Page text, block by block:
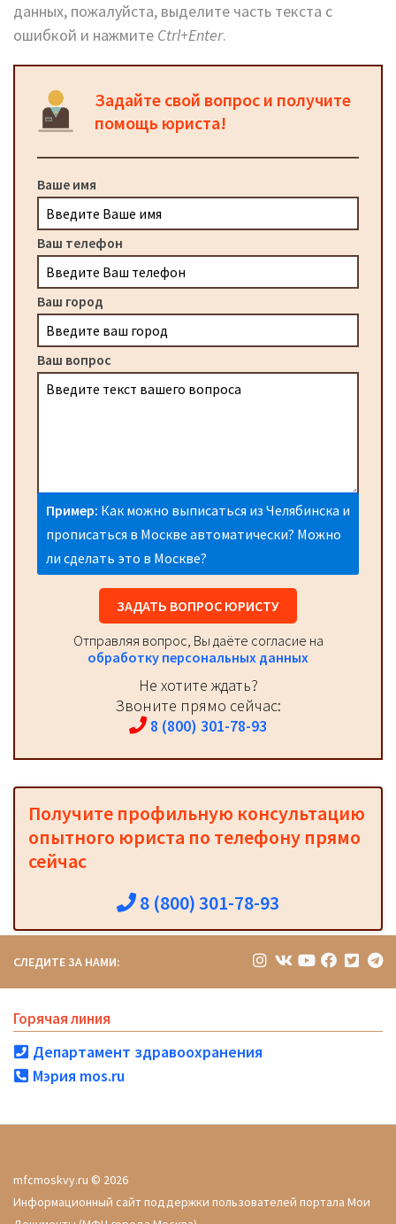
данных, пожалуйста, выделите часть текста с
ошибкой и нажмите Ctrl+Enter.
Задайте свой вопрос и получите
помощь юриста!
Ваше имя
Ваш телефон
Ваш город
Ваш вопрос
Пример: Как можно выписаться из Челябинска и
прописаться в Москве автоматически? Можно
ли сделать это в Москве?
ЗАДАТЬ ВОПРОС ЮРИСТУ
Отправляя вопрос, Вы даёте согласие на
обработку персональных данных
Не хотите ждать?
Звоните прямо сейчас:
8 (800) 301-78-93
Получите профильную консультацию
опытного юриста по телефону прямо
сейчас
8 (800) 301-78-93
СЛЕДИТЕ ЗА НАМИ:
Горячая линия
Департамент здравоохранения
Мэрия mos.ru
mfcmoskvy.ru © 2026
Информационный сайт поддержки пользователей портала Мои